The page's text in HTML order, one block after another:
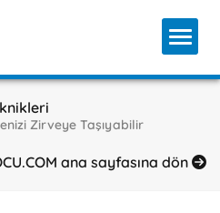
Zirveye Taşıyabilir
ana sayfasına dön